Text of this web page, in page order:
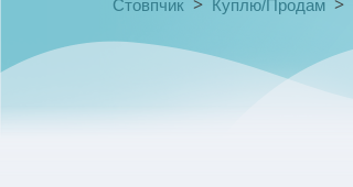
Стовпчик Куплю/Продам